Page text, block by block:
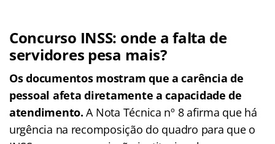
Concurso INSS: onde a falta de
servidores pesa mais?
Os documentos mostram que a carência de
pessoal afeta diretamente a capacidade de
atendimento. A Nota Técnica nº 8 afirma que há
urgência na recomposição do quadro para que o